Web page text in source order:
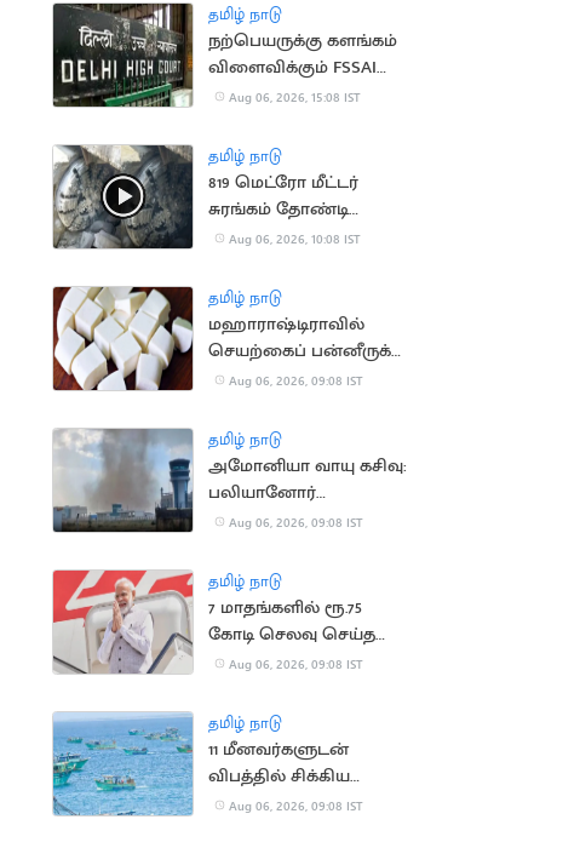
தமிழ் நாடு
நற்பெயருக்கு களங்கம்
விளைவிக்கும் FSSAI
உத்தரவு: டாபர்
Aug 06, 2026, 15:08 IST
தமிழ் நாடு
819 மெட்ரோ மீட்டர்
சுரங்கம் தோண்டி
நீலகிரி இயந்திரம்
Aug 06, 2026, 10:08 IST
தமிழ் நாடு
மஹாராஷ்டிராவில்
செயற்கைப் பன்னீருக்கு
ஓராண்டு தடை
Aug 06, 2026, 09:08 IST
தமிழ் நாடு
அமோனியா வாயு கசிவு:
பலியானோர்
குடும்பங்களுக்கு ரூ.10
Aug 06, 2026, 09:08 IST
தமிழ் நாடு
7 மாதங்களில் ரூ.75
கோடி செலவு செய்த
பிரதமர் மோடி
Aug 06, 2026, 09:08 IST
தமிழ் நாடு
11 மீனவர்களுடன்
விபத்தில் சிக்கிய
இந்திய மீனவர்களின்
Aug 06, 2026, 09:08 IST